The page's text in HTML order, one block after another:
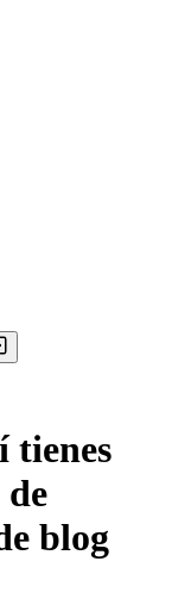
tienes
blog